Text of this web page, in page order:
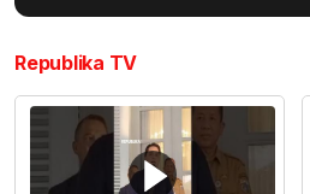
Republika TV